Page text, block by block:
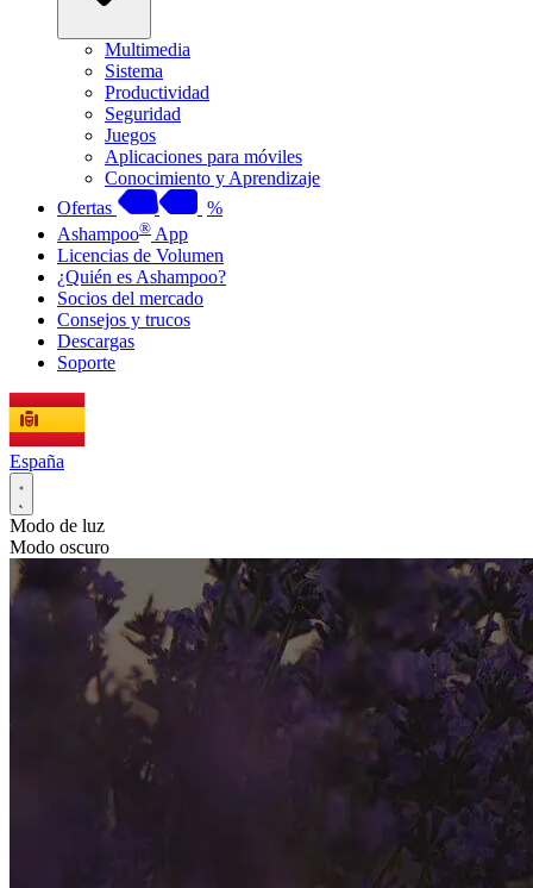
Multimedia
Sistema
Productividad
Seguridad
Juegos
Aplicaciones para móviles
Conocimiento y Aprendizaje
Ofertas
%
Ashampoo® App
Licencias de Volumen
¿Quién es Ashampoo?
Socios del mercado
Consejos y trucos
Descargas
Soporte
España
Modo de luz
Modo oscuro